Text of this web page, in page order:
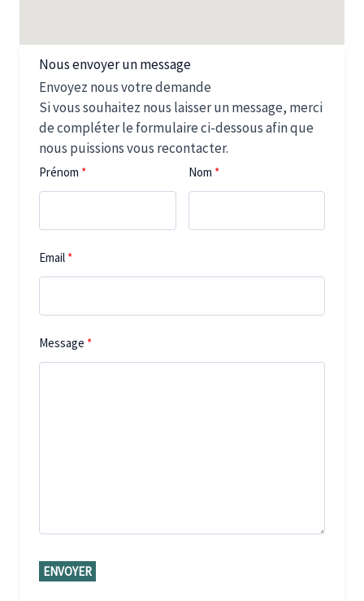
Nous envoyer un message
Envoyez nous votre demande
Si vous souhaitez nous laisser un message, merci
de compléter le formulaire ci-dessous afin que
nous puissions vous recontacter.
Prénom Nom
Email
Message
ENVOYER